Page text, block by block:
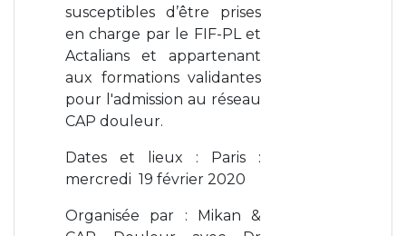
susceptibles d’être prises
en charge par le FIF-PL et
Actalians et appartenant
aux formations validantes
pour l'admission au réseau
CAP douleur.
Dates et lieux : Paris :
mercredi 19 février 2020
Organisée par : Mikan &